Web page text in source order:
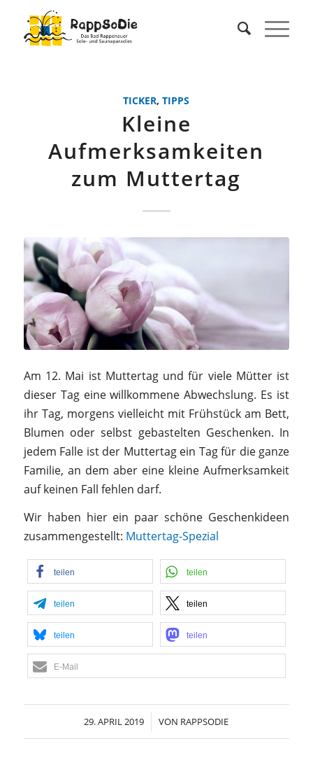
TICKER,TIPPS
Kleine
Aufmerksamkeiten
zum Muttertag
Am 12. Mai ist Muttertag und für viele Mütter ist
dieser Tag eine willkommene Abwechslung. Es ist
ihr Tag, morgens vielleicht mit Frühstück am Bett,
Blumen oder selbst gebastelten Geschenken. In
jedem Falle ist der Muttertag ein Tag für die ganze
Familie, an dem aber eine kleine Aufmerksamkeit
auf keinen Fall fehlen darf.
Wir haben hier ein paar schöne Geschenkideen
zusammengestellt: Muttertag-Spezial
teilen teilen
teilen teilen
teilen teilen
E-Mail
29. APRIL 2019
/ VON RAPPSODIE